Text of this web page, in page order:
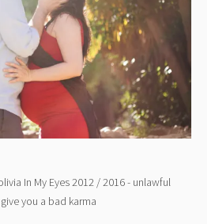
In My Eyes 2012 / 2016 - unlawful
you a bad karma